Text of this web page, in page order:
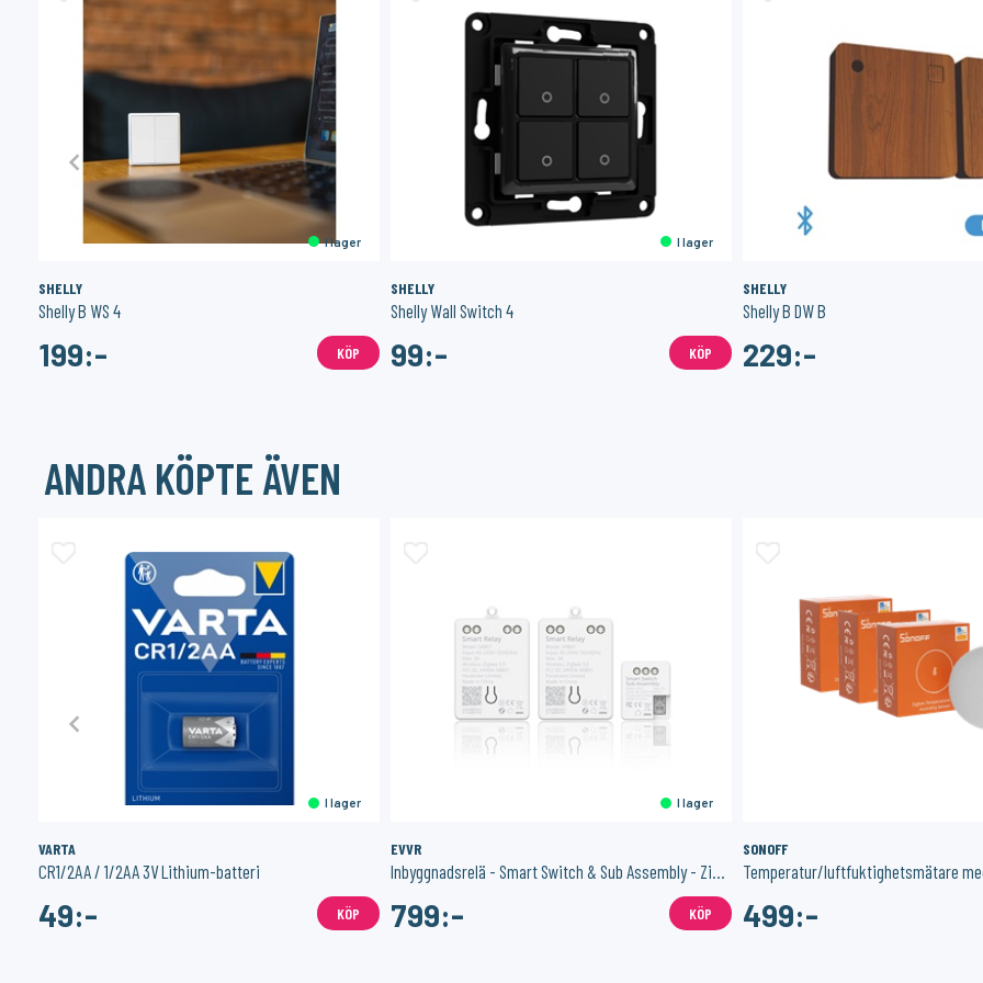
I lager
SHELLY
Shelly B WS 4
199:- KÖP
I lager
SHELLY
Shelly Wall Switch 4
99:- KÖP
SHELLY
Shelly B DW B
229:-
ANDRA KÖPTE ÄVEN
I lager
VARTA
CR1/2AA / 1/2AA 3V Lithium-batteri
49:- KÖP
I lager
EVVR
Inbyggnadsrelä - Smart Switch & Sub Assembly - ZigBee - 2 pack
799:- KÖP
SONOFF
499:-